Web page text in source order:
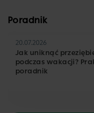
Poradnik
20.07.2026
Jak uniknąć
podczas wakacji?
poradnik